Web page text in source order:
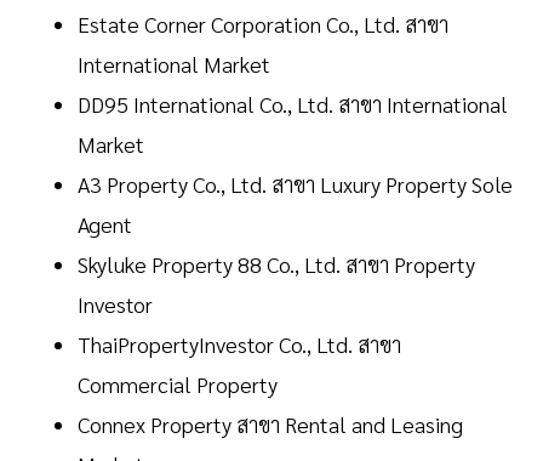
Estate Corner Corporation Co., Ltd. สาขา
International Market
DD95 International Co., Ltd. สาขา International
Market
A3 Property Co., Ltd. สาขา Luxury Property Sole
Agent
Skyluke Property 88 Co., Ltd. สาขา Property
Investor
ThaiPropertyInvestor Co., Ltd. สาขา
Commercial Property
Connex Property สาขา Rental and Leasing